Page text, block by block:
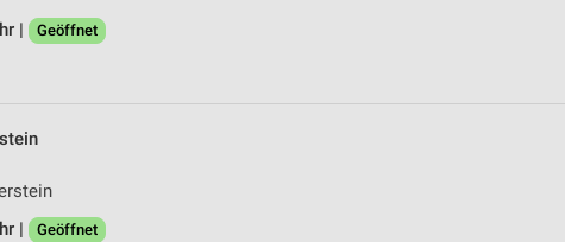
|
Geöffnet
|
Geöffnet